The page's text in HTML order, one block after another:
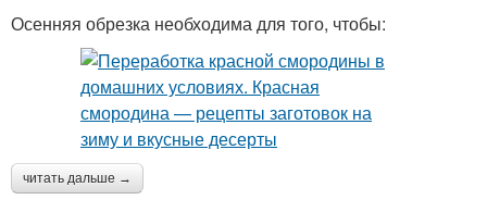
Осенняя обрезка необходима для того, чтобы:
читать дальше →